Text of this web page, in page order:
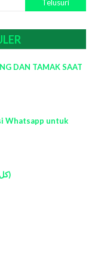
DAN TAMAK SAAT
Whatsapp untuk
KAJIAN MAKNA “KULL” (كل)